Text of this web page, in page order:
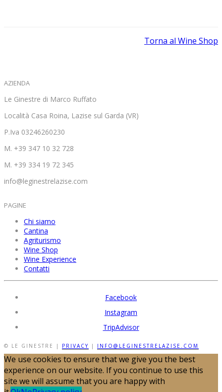
Torna al Wine Shop
AZIENDA
Le Ginestre di Marco Ruffato
Località Casa Roina, Lazise sul Garda (VR)
P.Iva 03246260230
M. +39 347 10 32 728
M. +39 334 19 72 345
info@leginestrelazise.com
PAGINE
Chi siamo
Cantina
Agriturismo
Wine Shop
Wine Experience
Contatti
Facebook
Instagram
TripAdvisor
© LE GINESTRE | PRIVACY | INFO@LEGINESTRELAZISE.COM
We use cookies to ensure that we give you the best
experience on our website. If you continue to use this
site we will assume that you are happy with